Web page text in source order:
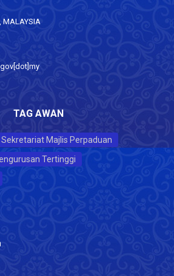
MALAYSIA
TAG AWAN
Sekretariat Majlis Perpaduan
Tertinggi